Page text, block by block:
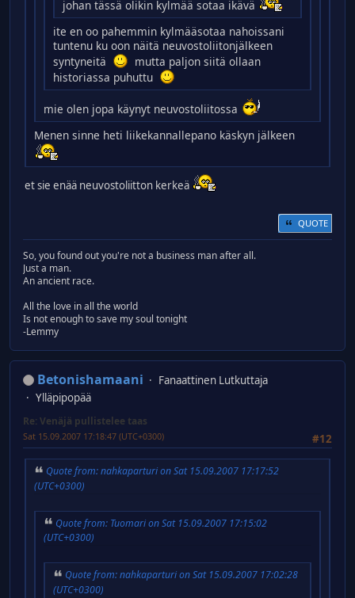
johan tässä olikin kylmää sotaa ikävä
ite en oo pahemmin kylmääsotaa nahoissani
tuntenu ku oon näitä neuvostoliitonjälkeen
syntyneitä
mutta paljon siitä ollaan
historiassa puhuttu
mie olen jopa käynyt neuvostoliitossa
Menen sinne heti liikekannallepano käskyn jälkeen
et sie enää neuvostoliitton kerkeä
QUOTE
So, you found out you're not a business man after all.
Just a man.
An ancient race.
All the love in all the world
Is not enough to save my soul tonight
-Lemmy
Betonishamaani
Fanaattinen Lutkuttaja
Ylläpipopää
Re: Venäjä pullistelee taas
#12
Sat 15.09.2007 17:18:47 (UTC+0300)
Quote from: nahkaparturi on Sat 15.09.2007 17:17:52
(UTC+0300)
Quote from: Tuomari on Sat 15.09.2007 17:15:02
(UTC+0300)
Quote from: nahkaparturi on Sat 15.09.2007 17:02:28
(UTC+0300)